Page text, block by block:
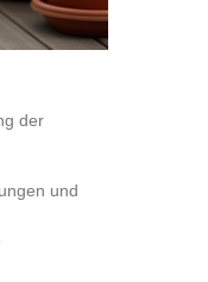
der
und